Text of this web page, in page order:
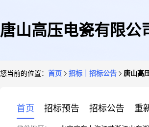
唐山高压电瓷有限公
您当前的位置： 首页 招标｜招标公告 唐山高
首页 招标预告 招标公告 重